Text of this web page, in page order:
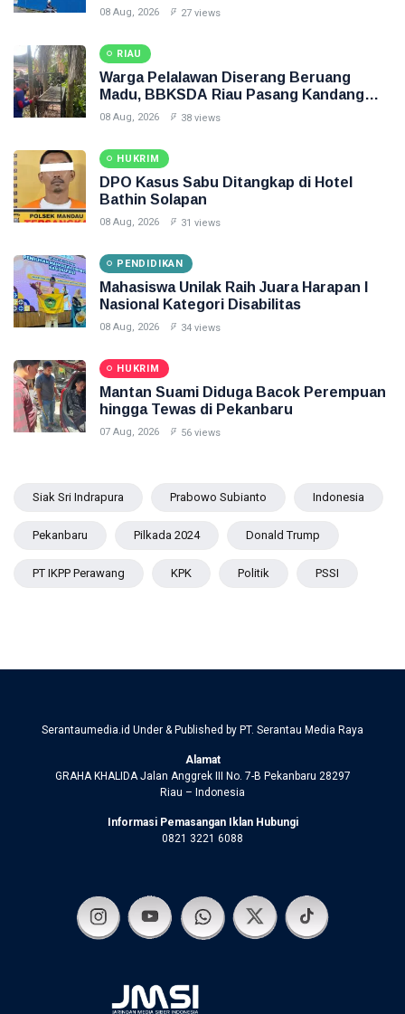
08 Aug, 2026 27 views
RIAU
Warga Pelalawan Diserang Beruang
Madu, BBKSDA Riau Pasang Kandang
Jebak
08 Aug, 2026 38 views
HUKRIM
DPO Kasus Sabu Ditangkap di Hotel
Bathin Solapan
08 Aug, 2026 31 views
PENDIDIKAN
Mahasiswa Unilak Raih Juara Harapan I
Nasional Kategori Disabilitas
08 Aug, 2026 34 views
HUKRIM
Mantan Suami Diduga Bacok Perempuan
hingga Tewas di Pekanbaru
07 Aug, 2026 56 views
Siak Sri Indrapura Prabowo Subianto Indonesia
Pekanbaru Pilkada 2024 Donald Trump
PT IKPP Perawang KPK Politik PSSI
Serantaumedia.id Under & Published by PT. Serantau Media Raya
Alamat
GRAHA KHALIDA Jalan Anggrek III No. 7-B Pekanbaru 28297
Riau – Indonesia
Informasi Pemasangan Iklan Hubungi
0821 3221 6088